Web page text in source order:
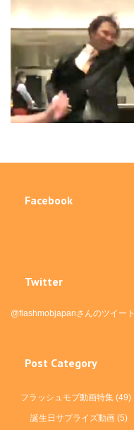
Facebook
Twitter
@flashmobjapanさんのツイート
Post Category
フラッシュモブ動画特集 (49)
誕生日サプライズ動画 (5)